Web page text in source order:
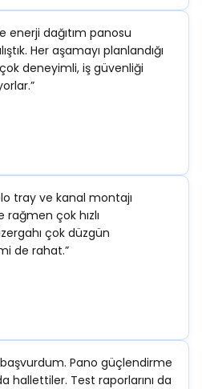
enerji dağıtım panosu
Her aşamayı planlandığı
deneyimli, iş güvenliği
tray ve kanal montajı
rağmen çok hızlı
çok düzgün
de rahat.”
Pano güçlendirme
hallettiler. Test raporlarını da